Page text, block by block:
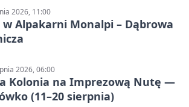
2026, 11:00
w Alpakarni Monalpi – Dąbrowa
2026, 06:00
Kolonia na Imprezową Nutę —
(11–20 sierpnia)